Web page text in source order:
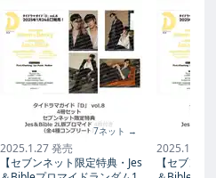
7ネット →
2025.1.27 発売
【セブンネット限定特典・Jes
2025.1.27
【セブン